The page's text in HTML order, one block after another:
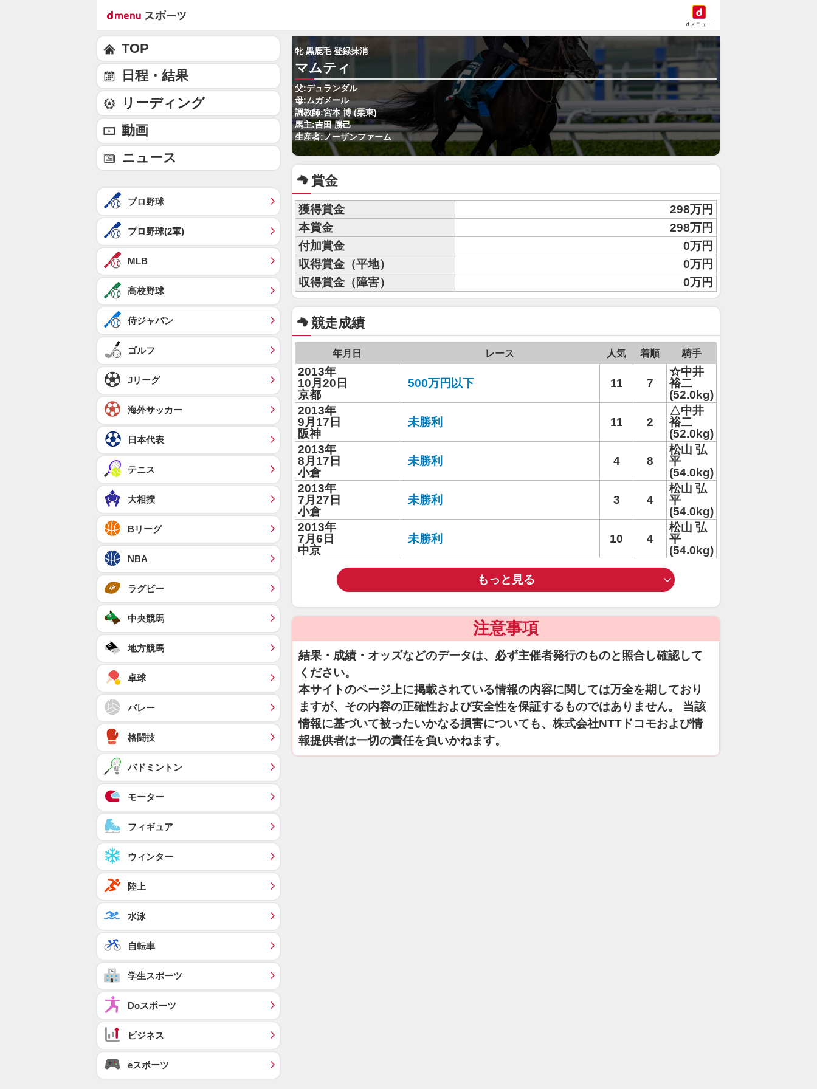
dメニュー
牝 黒鹿毛 登録抹消
マムティ
父:デュランダル
母:ムガメール
調教師:宮本 博 (栗東)
馬主:吉田 勝己
生産者:ノーザンファーム
賞金
獲得賞金
298万円
本賞金
298万円
付加賞金
0万円
収得賞金（平地）
0万円
収得賞金（障害）
0万円
競走成績
年月日 レース 人気 着順 騎手
2013年
10月20日
京都
500万円以下 11 7
☆中井
裕二
(52.0kg)
2013年
9月17日
阪神
未勝利 11 2
△中井
裕二
(52.0kg)
2013年
8月17日
小倉
未勝利 4 8
松山 弘
平
(54.0kg)
2013年
7月27日
小倉
未勝利 3 4
松山 弘
平
(54.0kg)
2013年
7月6日
中京
未勝利 10 4
松山 弘
平
(54.0kg)
もっと見る
注意事項
結果・成績・オッズなどのデータは、必ず主催者発行のものと照合し確認して
ください。
本サイトのページ上に掲載されている情報の内容に関しては万全を期しており
ますが、その内容の正確性および安全性を保証するものではありません。 当該
情報に基づいて被ったいかなる損害についても、株式会社NTTドコモおよび情
報提供者は一切の責任を負いかねます。
TOP
日程・結果
リーディング
動画
ニュース
プロ野球
プロ野球(2軍)
MLB
高校野球
侍ジャパン
ゴルフ
Jリーグ
海外サッカー
日本代表
テニス
大相撲
Bリーグ
NBA
ラグビー
中央競馬
地方競馬
卓球
バレー
格闘技
バドミントン
モーター
フィギュア
ウィンター
陸上
水泳
自転車
学生スポーツ
Doスポーツ
ビジネス
eスポーツ